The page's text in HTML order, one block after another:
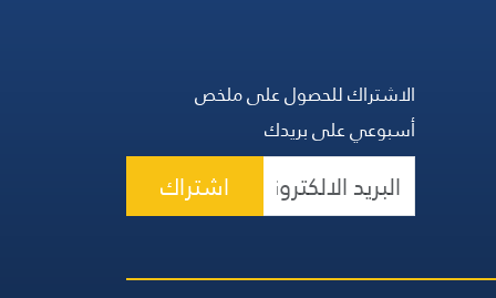
الاشتراك للحصول على ملخص
أسبوعي على بريدك
اشتراك